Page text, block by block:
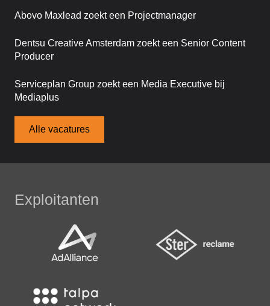
Abovo Maxlead zoekt een Projectmanager
Dentsu Creative Amsterdam zoekt een Senior Content
Producer
Serviceplan Group zoekt een Media Executive bij
Mediaplus
Alle vacatures
Exploitanten